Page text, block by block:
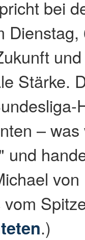
bei
Stärke.
–
und
.)